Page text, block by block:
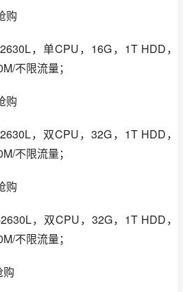
购
，单CPU，16G，1T HDD，
不限流量；
购
，双CPU，32G，1T HDD，
不限流量；
购
，双CPU，32G，1T HDD，
不限流量；
购